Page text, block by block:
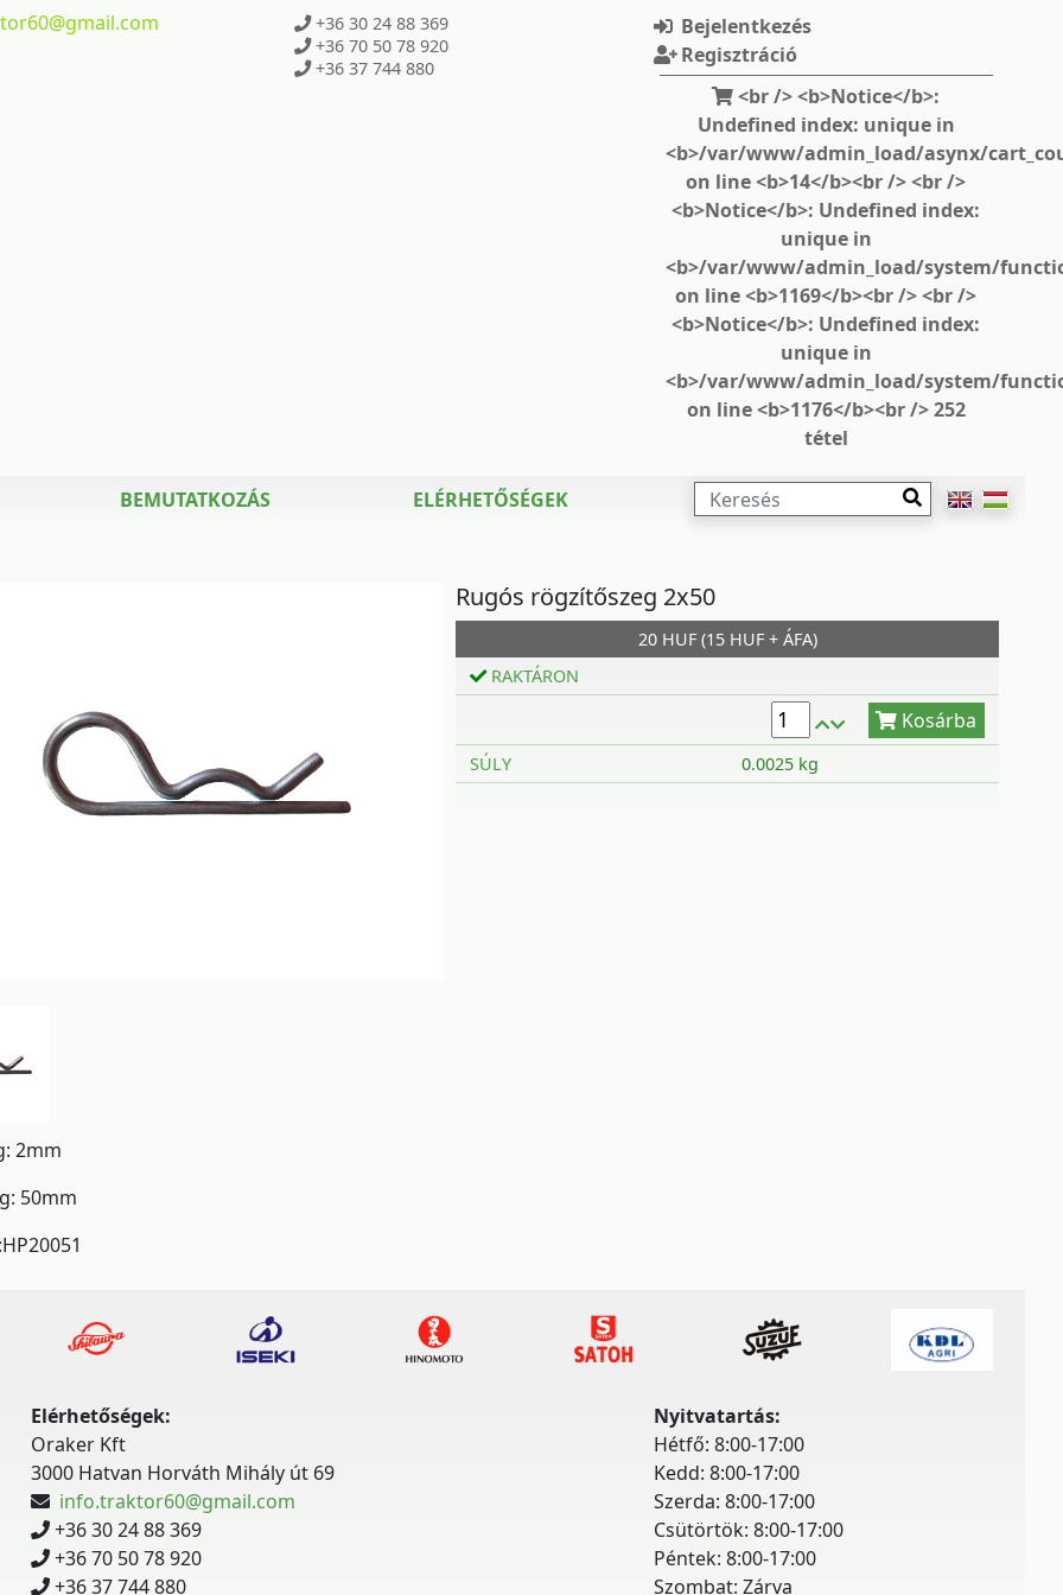
@gmail.com
+36 30 24 88 369
+36 70 50 78 920
+36 37 744 880
Bejelentkezés
Regisztráció
<br /> <b>Notice</b>:
Undefined index: unique in
<b>/var/www/admin_load/asynx/
on line <b>14</b><br /> <br />
<b>Notice</b>: Undefined index:
unique in
<b>/var/www/admin_load/system/
on line <b>1169</b><br /> <br />
<b>Notice</b>: Undefined index:
unique in
<b>/var/www/admin_load/system/
on line <b>1176</b><br /> 252
tétel
BEMUTATKOZÁS ELÉRHETŐSÉGEK
KERESÉS
2mm
50mm
Rugós rögzítőszeg 2x50
20 HUF (15 HUF + ÁFA)
RAKTÁRON
Kosárba
SÚLY 0.0025 kg
Elérhetőségek:
Oraker Kft
3000 Hatvan Horváth Mihály út 69
info.traktor60@gmail.com
+36 30 24 88 369
+36 70 50 78 920
+36 37 744 880
Nyitvatartás:
Hétfő: 8:00-17:00
Kedd: 8:00-17:00
Szerda: 8:00-17:00
Csütörtök: 8:00-17:00
Péntek: 8:00-17:00
Szombat: Zárva